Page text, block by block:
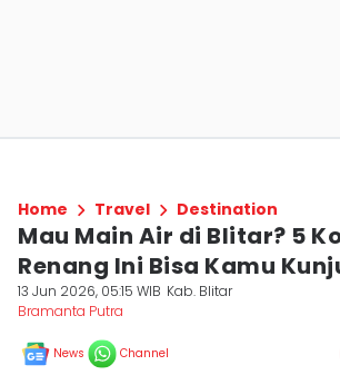
Home Travel Destination
Mau Main Air di Blitar? 5
Renang Ini Bisa Kamu
13 Jun 2026, 05:15 WIB Kab. Blitar
Bramanta Putra
News Channel